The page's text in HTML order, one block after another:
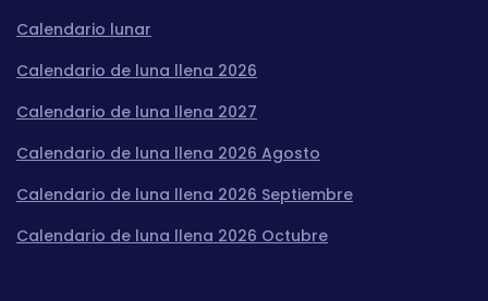
Calendario lunar
Calendario de luna llena 2026
Calendario de luna llena 2027
Calendario de luna llena 2026 Agosto
Calendario de luna llena 2026 Septiembre
Calendario de luna llena 2026 Octubre